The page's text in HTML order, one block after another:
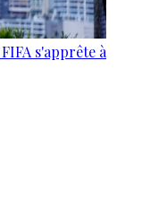
s'apprête à